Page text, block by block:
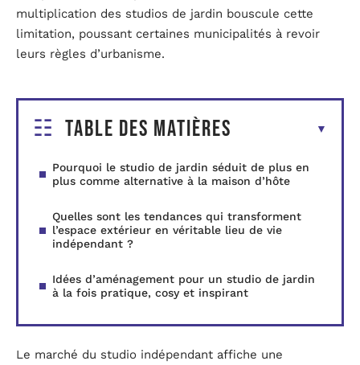
multiplication des studios de jardin bouscule cette
limitation, poussant certaines municipalités à revoir
leurs règles d’urbanisme.
Table des matières
Pourquoi le studio de jardin séduit de plus en
plus comme alternative à la maison d’hôte
Quelles sont les tendances qui transforment
l’espace extérieur en véritable lieu de vie
indépendant ?
Idées d’aménagement pour un studio de jardin
à la fois pratique, cosy et inspirant
Le marché du studio indépendant affiche une